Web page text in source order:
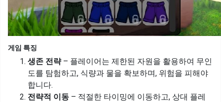
게임 특징
생존 전략– 플레이어는 제한된 자원을 활용하여 무인
도를 탐험하고, 식량과 물을 확보하며, 위험을 피해야
합니다.
전략적 이동 – 적절한 타이밍에 이동하고, 상대 플레